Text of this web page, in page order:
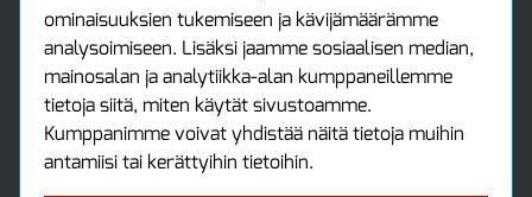
Luo tili
Kirjaudu sisään
Ota yhteyttä
Protools Oy
Tuottajankatu 13
ominaisuuksien tukemiseen ja kävijämäärämme
analysoimiseen. Lisäksi jaamme sosiaalisen median,
mainosalan ja analytiikka-alan kumppaneillemme
tietoja siitä, miten käytät sivustoamme.
Kumppanimme voivat yhdistää näitä tietoja muihin
antamiisi tai kerättyihin tietoihin.